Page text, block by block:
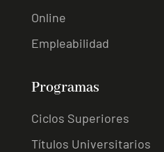
Online
Empleabilidad
Programas
Ciclos Superiores
Títulos Universitarios